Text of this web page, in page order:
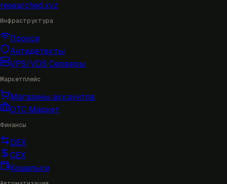
researched.xyz
Инфраструктура
Прокси
Антидетекты
VPS/VDS Серверы
Маркетплейс
Магазины аккаунтов
OTC Маркет
Финансы
DEX
CEX
Кошельки